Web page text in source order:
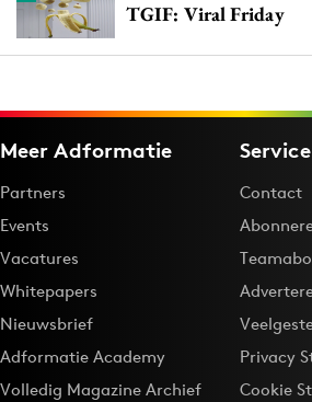
TGIF: Viral Friday
Meer Adformatie
Partners
Events
Vacatures
Whitepapers
Nieuwsbrief
Adformatie Academy
Volledig Magazine Archief
Contact
Privacy
Cookie